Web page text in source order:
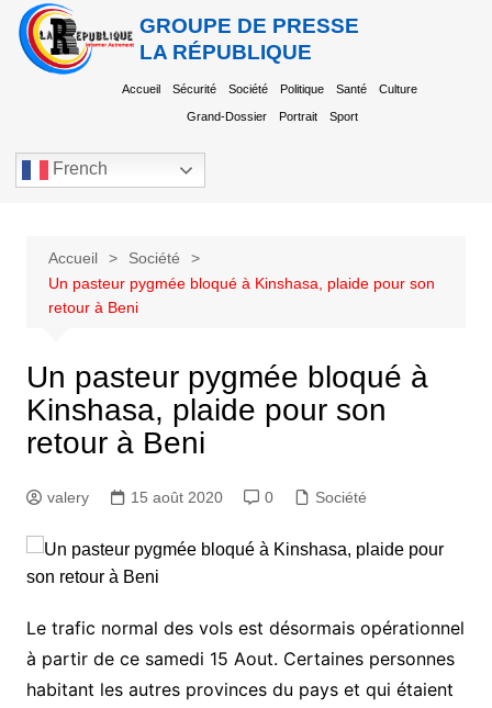
GROUPE DE PRESSE
LA RÉPUBLIQUE
Accueil Sécurité Société Politique Santé Culture
Grand-Dossier Portrait Sport
French
Accueil
Société
Un pasteur pygmée bloqué à Kinshasa, plaide pour son
retour à Beni
Un pasteur pygmée bloqué à
Kinshasa, plaide pour son
retour à Beni
valery 15 août 2020 0 Société
Le trafic normal des vols est désormais opérationnel
à partir de ce samedi 15 Aout. Certaines personnes
habitant les autres provinces du pays et qui étaient